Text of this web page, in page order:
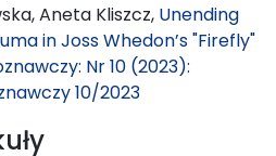
Aneta Kliszcz, Unending
in Joss Whedon’s "Firefly"
Nr 10 (2023):
10/2023